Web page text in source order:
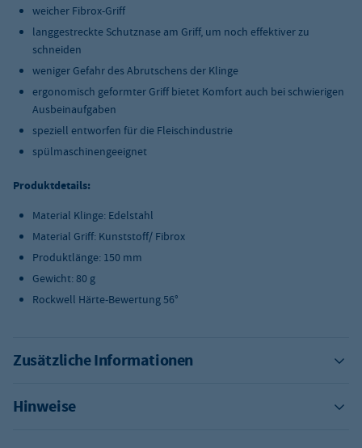
weicher Fibrox-Griff
langgestreckte Schutznase am Griff, um noch effektiver zu
schneiden
weniger Gefahr des Abrutschens der Klinge
ergonomisch geformter Griff bietet Komfort auch bei schwierigen
Ausbeinaufgaben
speziell entworfen für die Fleischindustrie
spülmaschinengeeignet
Produktdetails:
Material Klinge: Edelstahl
Material Griff: Kunststoff/ Fibrox
Produktlänge: 150 mm
Gewicht: 80 g
Rockwell Härte-Bewertung 56°
Zusätzliche Informationen
Hinweise